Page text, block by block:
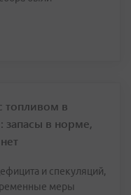
топливом в
в норме,
и спекуляций,
меры